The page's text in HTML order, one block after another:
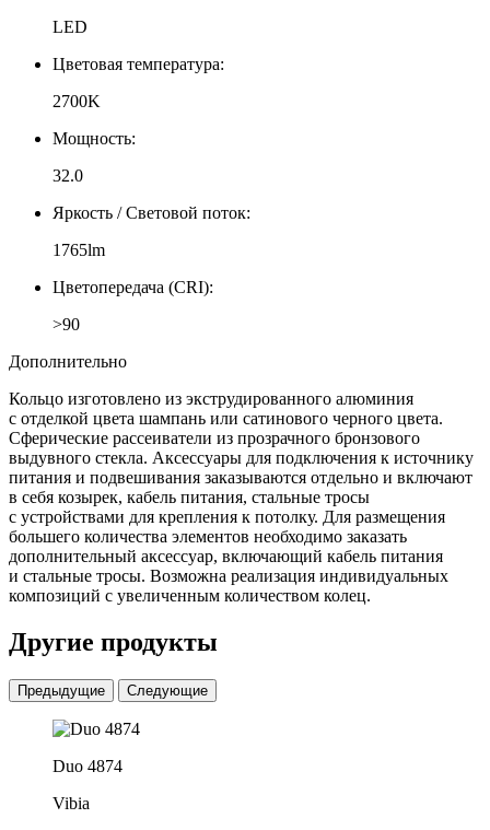
LED
Цветовая температура:
2700K
Мощность:
32.0
Яркость / Световой поток:
1765lm
Цветопередача (CRI):
>90
Дополнительно
Кольцо изготовлено из экструдированного алюминия
с отделкой цвета шампань или сатинового черного цвета.
Сферические рассеиватели из прозрачного бронзового
выдувного стекла. Аксессуары для подключения к источнику
питания и подвешивания заказываются отдельно и включают
в себя козырек, кабель питания, стальные тросы
с устройствами для крепления к потолку. Для размещения
большего количества элементов необходимо заказать
дополнительный аксессуар, включающий кабель питания
и стальные тросы. Возможна реализация индивидуальных
композиций с увеличенным количеством колец.
Другие продукты
Предыдущие Следующие
Duo 4874
Vibia